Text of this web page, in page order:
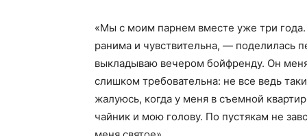
«Мы с моим парнем вместе уже три
ранима и чувствительна, — поделилась
выкладываю вечером бойфренду. Он
слишком требовательна: не все ведь
жалуюсь, когда у меня в съемной
чайник и мою голову. По пустякам не